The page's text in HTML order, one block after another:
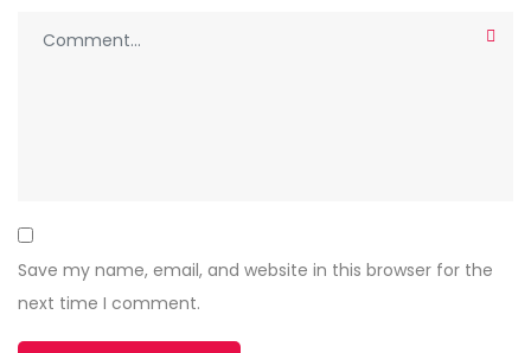
Save my name, email, and website in this browser for the
next time I comment.